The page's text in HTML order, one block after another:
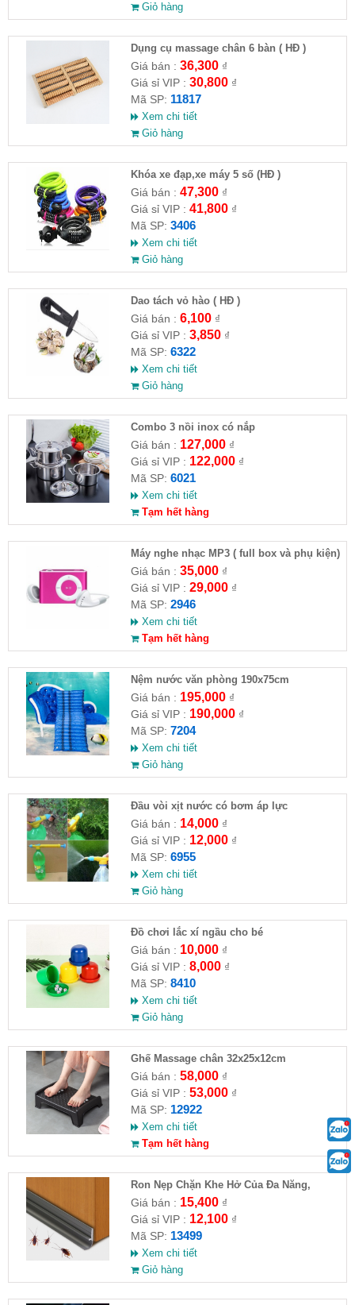
Giỏ hàng
Dụng cụ massage chân 6 bàn ( HĐ )
Giá bán : 36,300₫
Giá sỉ VIP : 30,800₫
Mã SP: 11817
Xem chi tiết
Giỏ hàng
Khóa xe đạp,xe máy 5 số (HĐ )
Giá bán : 47,300₫
Giá sỉ VIP : 41,800₫
Mã SP: 3406
Xem chi tiết
Giỏ hàng
Dao tách vỏ hào ( HĐ )
Giá bán : 6,100₫
Giá sỉ VIP : 3,850₫
Mã SP: 6322
Xem chi tiết
Giỏ hàng
Combo 3 nồi inox có nắp
Giá bán : 127,000₫
Giá sỉ VIP : 122,000₫
Mã SP: 6021
Xem chi tiết
Tạm hết hàng
Máy nghe nhạc MP3 ( full box và phụ kiện)
Giá bán : 35,000₫
Giá sỉ VIP : 29,000₫
Mã SP: 2946
Xem chi tiết
Tạm hết hàng
Nệm nước văn phòng 190x75cm
Giá bán : 195,000₫
Giá sỉ VIP : 190,000₫
Mã SP: 7204
Xem chi tiết
Giỏ hàng
Đầu vòi xịt nước có bơm áp lực
Giá bán : 14,000₫
Giá sỉ VIP : 12,000₫
Mã SP: 6955
Xem chi tiết
Giỏ hàng
Đồ chơi lắc xí ngầu cho bé
Giá bán : 10,000₫
Giá sỉ VIP : 8,000₫
Mã SP: 8410
Xem chi tiết
Giỏ hàng
Ghế Massage chân 32x25x12cm
Giá bán : 58,000₫
Giá sỉ VIP : 53,000₫
Mã SP: 12922
Xem chi tiết
Tạm hết hàng
Ron Nẹp Chặn Khe Hở Của Đa Năng,
Chống Côn Trùng( HĐ )
Giá bán : 15,400₫
Giá sỉ VIP : 12,100₫
Mã SP: 13499
Xem chi tiết
Giỏ hàng